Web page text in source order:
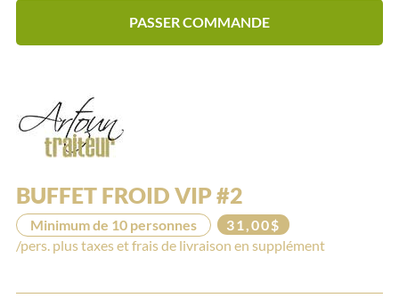
PASSER COMMANDE
BUFFET FROID VIP #2
Minimum de 10 personnes
31,00$
/pers. plus taxes et frais de livraison en supplément